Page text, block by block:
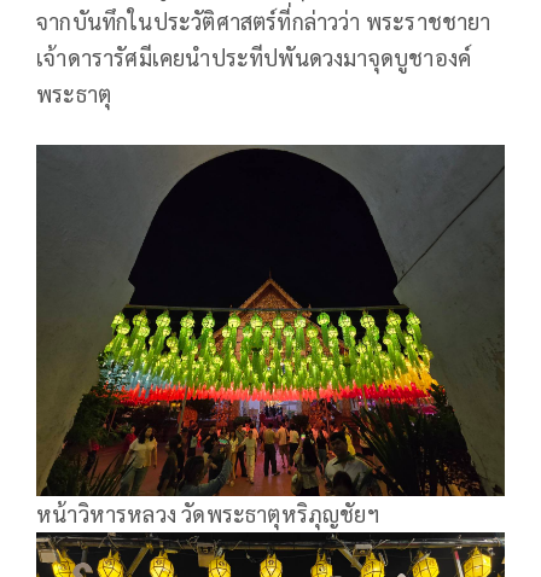
จากบันทึกในประวัติศาสตร์ที่กล่าวว่า พระราชชายา
เจ้าดารารัศมีเคยนำประทีปพันดวงมาจุดบูชาองค์
พระธาตุ
หน้าวิหารหลวง วัดพระธาตุหริภุญชัยฯ